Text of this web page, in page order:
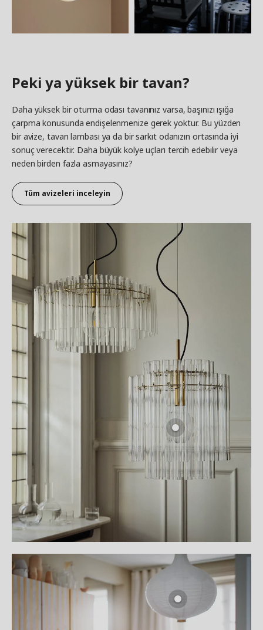
Peki ya yüksek bir tavan?
Daha yüksek bir oturma odası tavanınız varsa, başınızı ışığa
çarpma konusunda endişelenmenize gerek yoktur. Bu yüzden
bir avize, tavan lambası ya da bir sarkıt odanızın ortasında iyi
sonuç verecektir. Daha büyük kolye uçları tercih edebilir veya
neden birden fazla asmayasınız?
Tüm avizeleri inceleyin